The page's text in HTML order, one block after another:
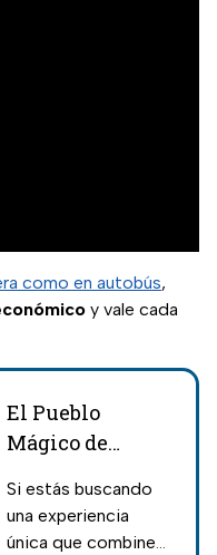
como en autobús,
y vale cada
El Pueblo
Mágico de
como viajar al
pasado con un
Si estás buscando
una experiencia
única que combine